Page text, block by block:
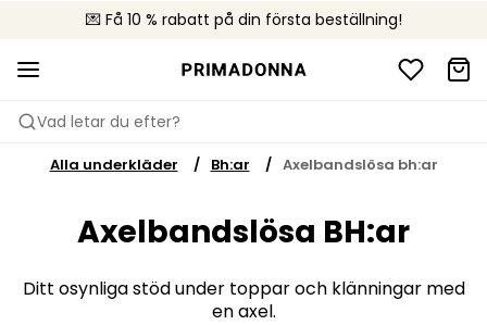
💌 Få 10 % rabatt på din första beställning!
🚚 Fri leverans vid köp över 599 kr
📦 Kostnadsfria returer
Vad letar du efter?
Alla underkläder Bh:ar Axelbandslösa bh:ar
Axelbandslösa BH:ar
Ditt osynliga stöd under toppar och klänningar med
en axel.